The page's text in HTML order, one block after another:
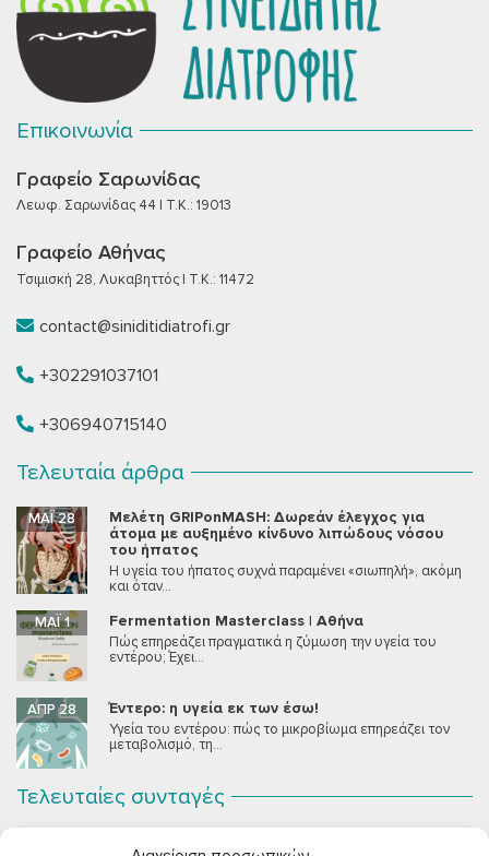
Επικοινωνία
Γραφείο Σαρωνίδας
Λεωφ. Σαρωνίδας 44 | T.K.: 19013
Γραφείο Αθήνας
Τσιμισκή 28, Λυκαβηττός | T.K.: 11472
contact@siniditidiatrofi.gr
+302291037101
+306940715140
Τελευταία άρθρα
Μελέτη GRIPonMASH: Δωρεάν έλεγχος για
άτομα με αυξημένο κίνδυνο λιπώδους νόσου
του ήπατος
ΜΆΙ 28
Η υγεία του ήπατος συχνά παραμένει «σιωπηλή», ακόμη
και όταν...
Fermentation Masterclass | Αθήνα
ΜΆΙ 1
Πώς επηρεάζει πραγματικά η ζύμωση την υγεία του
εντέρου; Έχει...
Έντερο: η υγεία εκ των έσω!
ΑΠΡ 28
Υγεία του εντέρου: πώς το μικροβίωμα επηρεάζει τον
μεταβολισμό, τη...
Τελευταίες συνταγές